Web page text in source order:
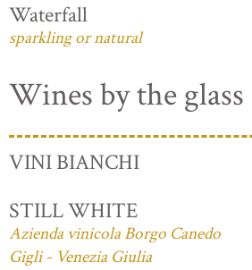
Waterfall
sparkling or natural
Wines by the glass
VINI BIANCHI
STILL WHITE
Azienda vinicola Borgo Canedo
Gigli - Venezia Giulia